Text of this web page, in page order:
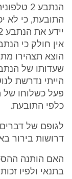
הנתבע
התובעת, כי לא
הוצא תצהירו
כלפי התובעת.
לגופם של
דרושות בירור
בתנאי ולפיו